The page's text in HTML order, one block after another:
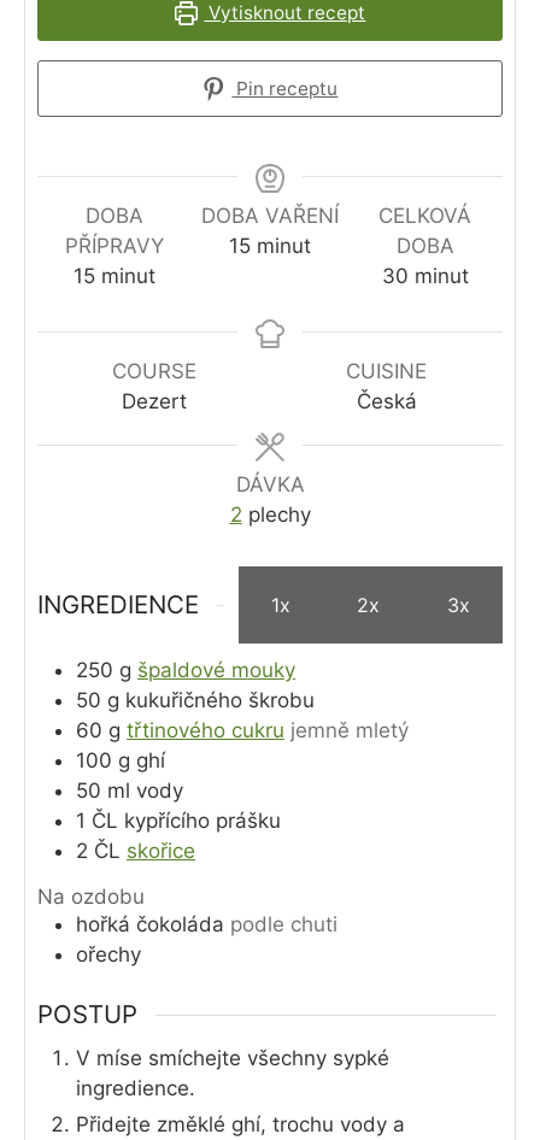
Vytisknout recept
Pin receptu
DOBA
PŘÍPRAVY
15minutes
minut
DOBA VAŘENÍ
15minutes
minut
CELKOVÁ
DOBA
30minutes
minut
COURSE
Dezert
CUISINE
Česká
DÁVKA
2 plechy
INGREDIENCE 1x 2x 3x
250 g špaldové mouky
50 g kukuřičného škrobu
60 g třtinového cukru jemně mletý
100 g ghí
50 ml vody
1 ČL kypřícího prášku
2 ČL skořice
Na ozdobu
hořká čokoláda podle chuti
ořechy
POSTUP
V míse smíchejte všechny sypké
ingredience.
Přidejte změklé ghí, trochu vody a